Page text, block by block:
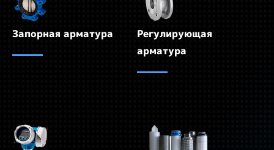
Запорная арматура
Регулирующая
арматура